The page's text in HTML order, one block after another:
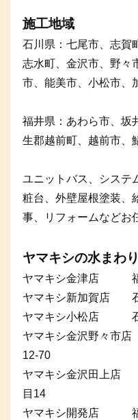
施工地域
石川県：七尾市、志賀
志水町、金沢市、野々
市、能美市、小松市、
福井県：あわら市、坂
生郡越前町、越前市、
ユニットバス、システ
粧台、外壁屋根塗装、
事、リフォームなどお
ヤマキシの水まわ
ヤマキシ金津店 福
ヤマキシ新加賀店 石
ヤマキシ小松店 石
ヤマキシ金沢野々市
12-70
ヤマキシ金沢田上店
目14
ヤマキシ開発店 福